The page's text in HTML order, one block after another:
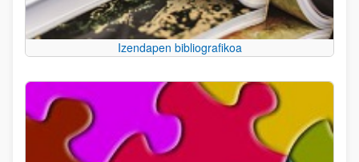
Izendapen bibliografikoa